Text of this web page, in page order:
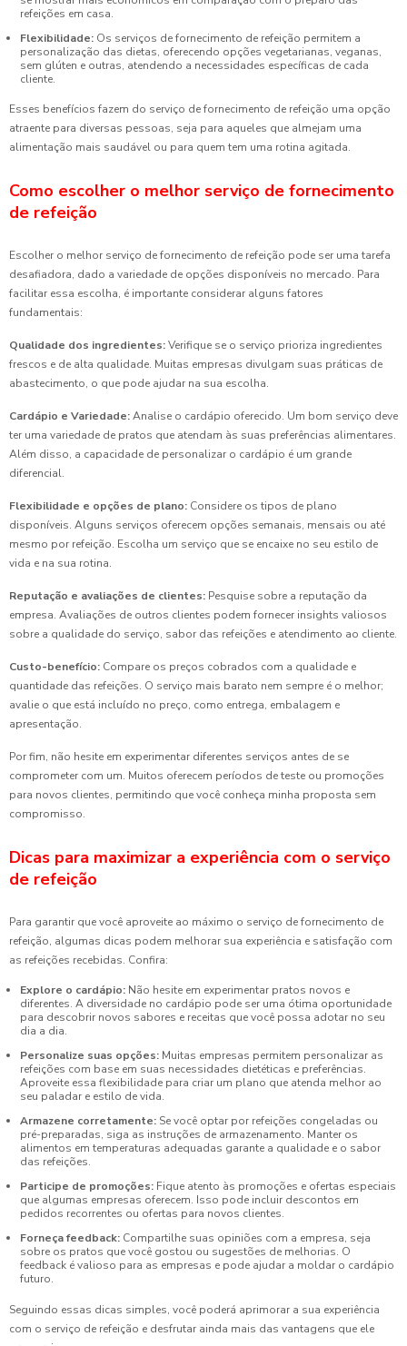
refeições em casa.
Flexibilidade: Os serviços de fornecimento de refeição permitem a
personalização das dietas, oferecendo opções vegetarianas, veganas,
sem glúten e outras, atendendo a necessidades específicas de cada
cliente.
Esses benefícios fazem do serviço de fornecimento de refeição uma opção
atraente para diversas pessoas, seja para aqueles que almejam uma
alimentação mais saudável ou para quem tem uma rotina agitada.
Como escolher o melhor serviço de fornecimento
de refeição
Escolher o melhor serviço de fornecimento de refeição pode ser uma tarefa
desafiadora, dado a variedade de opções disponíveis no mercado. Para
facilitar essa escolha, é importante considerar alguns fatores
fundamentais:
Qualidade dos ingredientes:Verifique se o serviço prioriza ingredientes
frescos e de alta qualidade. Muitas empresas divulgam suas práticas de
abastecimento, o que pode ajudar na sua escolha.
Cardápio e Variedade:Analise o cardápio oferecido. Um bom serviço deve
ter uma variedade de pratos que atendam às suas preferências alimentares.
Além disso, a capacidade de personalizar o cardápio é um grande
diferencial.
Flexibilidade e opções de plano: Considere os tipos de plano
disponíveis. Alguns serviços oferecem opções semanais, mensais ou até
mesmo por refeição. Escolha um serviço que se encaixe no seu estilo de
vida e na sua rotina.
Reputação e avaliações de clientes: Pesquise sobre a reputação da
empresa. Avaliações de outros clientes podem fornecer insights valiosos
sobre a qualidade do serviço, sabor das refeições e atendimento ao cliente.
Custo-benefício: Compare os preços cobrados com a qualidade e
quantidade das refeições. O serviço mais barato nem sempre é o melhor;
avalie o que está incluído no preço, como entrega, embalagem e
apresentação.
Por fim, não hesite em experimentar diferentes serviços antes de se
comprometer com um. Muitos oferecem períodos de teste ou promoções
para novos clientes, permitindo que você conheça minha proposta sem
compromisso.
Dicas para maximizar a experiência com o serviço
de refeição
Para garantir que você aproveite ao máximo o serviço de fornecimento de
refeição, algumas dicas podem melhorar sua experiência e satisfação com
as refeições recebidas. Confira:
Explore o cardápio: Não hesite em experimentar pratos novos e
diferentes. A diversidade no cardápio pode ser uma ótima oportunidade
para descobrir novos sabores e receitas que você possa adotar no seu
dia a dia.
Personalize suas opções: Muitas empresas permitem personalizar as
refeições com base em suas necessidades dietéticas e preferências.
Aproveite essa flexibilidade para criar um plano que atenda melhor ao
seu paladar e estilo de vida.
Armazene corretamente: Se você optar por refeições congeladas ou
pré-preparadas, siga as instruções de armazenamento. Manter os
alimentos em temperaturas adequadas garante a qualidade e o sabor
das refeições.
Participe de promoções: Fique atento às promoções e ofertas especiais
que algumas empresas oferecem. Isso pode incluir descontos em
pedidos recorrentes ou ofertas para novos clientes.
Forneça feedback: Compartilhe suas opiniões com a empresa, seja
sobre os pratos que você gostou ou sugestões de melhorias. O
feedback é valioso para as empresas e pode ajudar a moldar o cardápio
futuro.
Seguindo essas dicas simples, você poderá aprimorar a sua experiência
com o serviço de refeição e desfrutar ainda mais das vantagens que ele